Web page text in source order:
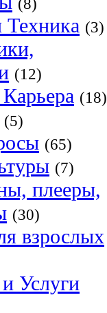
(8)
Техника (3)
(12)
(18)
(5)
(65)
(7)
плееры,
(30)
взрослых
Услуги